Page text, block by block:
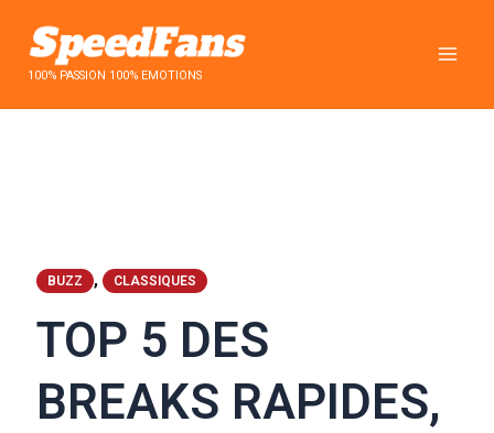
contenu100% PASSION 100% EMOTIONS
BUZZ , CLASSIQUES
TOP 5 DES
BREAKS RAPIDES,